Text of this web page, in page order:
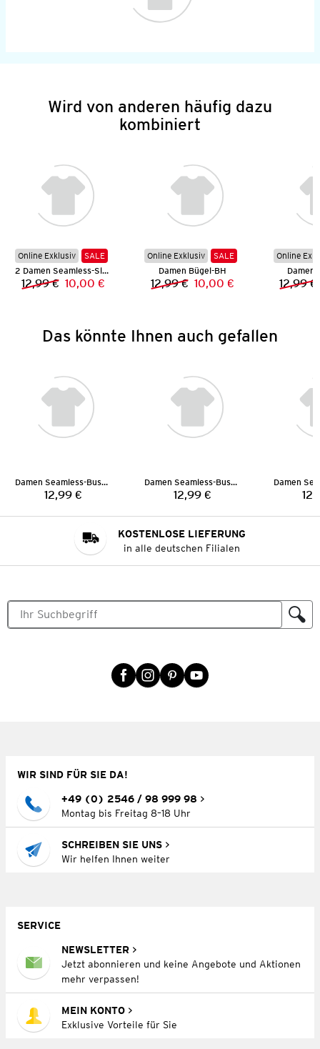
Wird von anderen häufig dazu
kombiniert
Online Exklusiv
SALE
2 Damen Seamless-Slips
Vorheriger Preis:
12,99 € Neuer Preis:
10,00 €
Online Exklusiv
SALE
Damen Bügel-BH
Vorheriger Preis:
12,99 € Neuer Preis:
10,00 €
Online
Damen
12,99 €
Das könnte Ihnen auch gefallen
Damen Seamless-Bustier
Preis:
12,99 €
Damen Seamless-Bustier
Preis:
12,99 €
KOSTENLOSE LIEFERUNG
in alle deutschen Filialen
WIR SIND FÜR SIE DA!
+49 (0) 2546 / 98 999 98
Montag bis Freitag 8–18 Uhr
SCHREIBEN SIE UNS
Wir helfen Ihnen weiter
SERVICE
NEWSLETTER
Jetzt abonnieren und keine Angebote und Aktionen
mehr verpassen!
MEIN KONTO
Exklusive Vorteile für Sie